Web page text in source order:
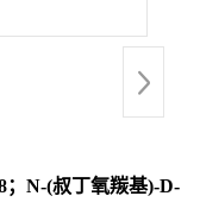
；N-(叔丁氧羰基)-D-